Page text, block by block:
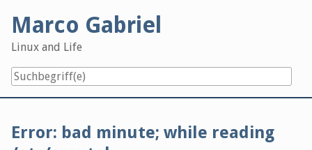
content
Marco Gabriel
Linux and Life
Error: bad minute; while reading